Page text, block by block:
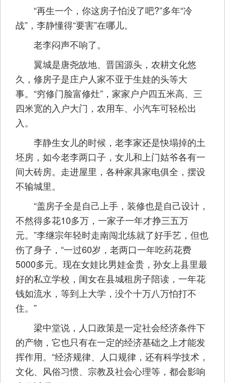
“再生一个，你这房子怕没了吧?”多年“冷
战”，李静懂得“要害”在哪儿。
老李闷声不响了。
翼城是唐尧故地、晋国源头，农耕文化悠
久，修房子是庄户人家不亚于生娃的头等大
事。“穷修门脸富修灶”，家家户户四五米高、三
四米宽的入户大门，农用车、小汽车可轻松出
入。
李静生女儿的时候，老李家还是快塌掉的土
坯房，如今老李两口子，女儿和上门姑爷各有一
间大砖房。走进屋里，各种家具家电俱全，摆设
不输城里。
“盖房子全是自己上手，装修也是自己设计，
不然得多花10多万，一家子一年才挣三五万
元。”李继宗年轻时走南闯北练就了好手艺，但也
伤了身子，“一过60岁，老两口一年吃药花费
5000多元。现在女娃比男娃金贵，孙女上县里最
好的私立学校，闺女在县城租房子陪读，一年花
钱如流水，等到上大学，没个十万八万怕打不
住。”
梁中堂说，人口政策是一定社会经济条件下
的产物，它也只有在一定的经济基础之上才能发
挥作用。“经济规律、人口规律，还有科学技术，
文化、风俗习惯、宗教及社会心理等，都会影响